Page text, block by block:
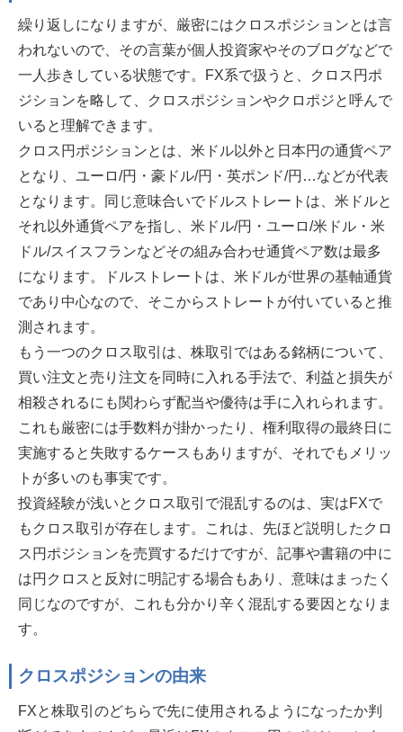
繰り返しになりますが、厳密にはクロスポジションとは言
われないので、その言葉が個人投資家やそのブログなどで
一人歩きしている状態です。FX系で扱うと、クロス円ポ
ジションを略して、クロスポジションやクロポジと呼んで
いると理解できます。
クロス円ポジションとは、米ドル以外と日本円の通貨ペア
となり、ユーロ/円・豪ドル/円・英ポンド/円…などが代表
となります。同じ意味合いでドルストレートは、米ドルと
それ以外通貨ペアを指し、米ドル/円・ユーロ/米ドル・米
ドル/スイスフランなどその組み合わせ通貨ペア数は最多
になります。ドルストレートは、米ドルが世界の基軸通貨
であり中心なので、そこからストレートが付いていると推
測されます。
もう一つのクロス取引は、株取引ではある銘柄について、
買い注文と売り注文を同時に入れる手法で、利益と損失が
相殺されるにも関わらず配当や優待は手に入れられます。
これも厳密には手数料が掛かったり、権利取得の最終日に
実施すると失敗するケースもありますが、それでもメリッ
トが多いのも事実です。
投資経験が浅いとクロス取引で混乱するのは、実はFXで
もクロス取引が存在します。これは、先ほど説明したクロ
ス円ポジションを売買するだけですが、記事や書籍の中に
は円クロスと反対に明記する場合もあり、意味はまったく
同じなのですが、これも分かり辛く混乱する要因となりま
す。
クロスポジションの由来
FXと株取引のどちらで先に使用されるようになったか判